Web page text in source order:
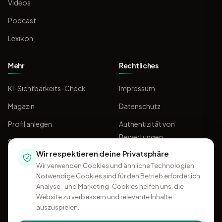
Videos
Podcast
Lexikon
Mehr
KI-Sichtbarkeits-Check
Magazin
Profil anlegen
Sponsoring
Rechtliches
Impressum
Datenschutz
Authentizität von
Bewertungen
AGB
Wir respektieren deine Privatsphäre
Wir verwenden Cookies und ähnliche Technologien.
Notwendige Cookies sind für den Betrieb erforderlich.
Analyse- und Marketing-Cookies helfen uns, die
Website zu verbessern und relevante Inhalte
auszuspielen.